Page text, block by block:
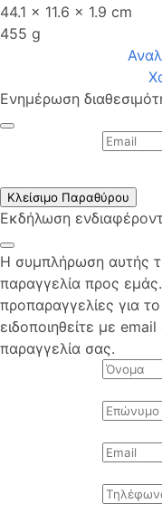
44.1 x 11.6 x 1.9 cm
455 g
Ενημέρωση
Κλείσιμο Παραθύρου
Εκδήλωση
Η συμπλήρωση αυτής
παραγγελία προς
προπαραγγελίες για
ειδοποιηθείτε με
παραγγελία σας.